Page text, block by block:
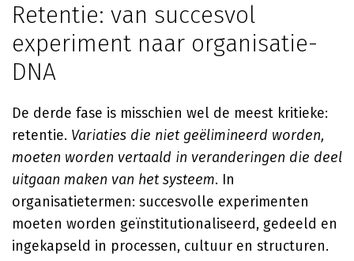
Retentie: van succesvol
experiment naar organisatie-
DNA
De derde fase is misschien wel de meest kritieke:
retentie. Variaties die niet geëlimineerd worden,
moeten worden vertaald in veranderingen die deel
uitgaan maken van het systeem. In
organisatietermen: succesvolle experimenten
moeten worden geïnstitutionaliseerd, gedeeld en
ingekapseld in processen, cultuur en structuren.